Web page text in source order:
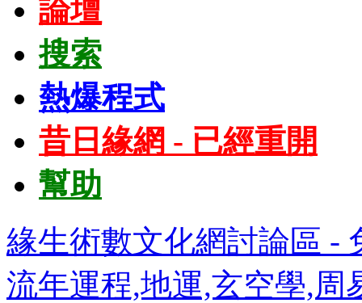
論壇
搜索
熱爆程式
昔日緣網 - 已經重開
幫助
緣生術數文化網討論區 -
流年運程,地運,玄空學,周